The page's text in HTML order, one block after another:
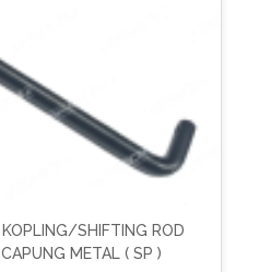
SHIFTING ROD
METAL ( SP )